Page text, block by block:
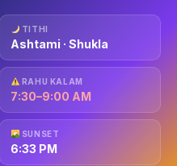
TITHI
Ashtami · Shukla
RAHU KALAM
7:30–9:00 AM
SUNSET
6:33 PM